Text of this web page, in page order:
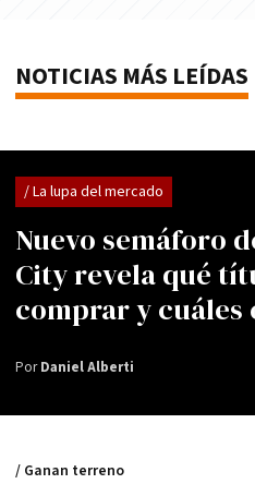
NOTICIAS MÁS LEÍDAS
Nuevo semáforo
City revela qué
comprar y
/ La lupa del mercado
PorDaniel Alberti
/ Ganan terreno